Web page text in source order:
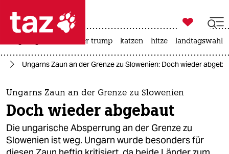
 taz zahl ich
taz zahl ich
themen
politik
öko

taz zahl ich
usa unter trump katzen hitze landtagswahl
Ungarns Zaun an der Grenze zu Slowenien: Doch wieder
Ungarns Zaun an der Grenze zu Slowenien
Doch wieder abgebaut
Die ungarische Absperrung an der Grenze zu
Slowenien ist weg. Ungarn wurde besonders für